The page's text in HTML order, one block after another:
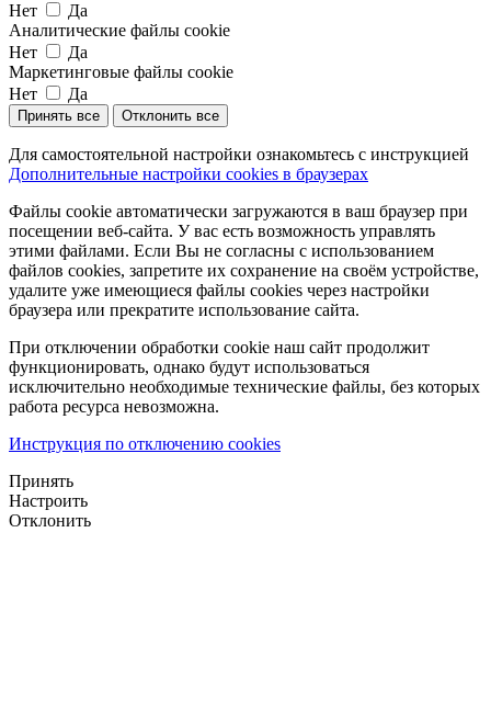
Нет
Да
Аналитические файлы cookie
Нет
Да
Маркетинговые файлы cookie
Нет
Да
Принять все Отклонить все
Для самостоятельной настройки ознакомьтесь с инструкцией
Дополнительные настройки cookies в браузерах
Файлы cookie автоматически загружаются в ваш браузер при
посещении веб-сайта. У вас есть возможность управлять
этими файлами. Если Вы не согласны с использованием
файлов cookies, запретите их сохранение на своём устройстве,
удалите уже имеющиеся файлы cookies через настройки
браузера или прекратите использование сайта.
При отключении обработки cookie наш сайт продолжит
функционировать, однако будут использоваться
исключительно необходимые технические файлы, без которых
работа ресурса невозможна.
Инструкция по отключению cookies
Принять
Настроить
Отклонить